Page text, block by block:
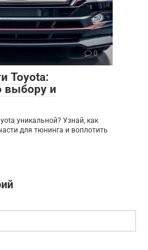
0
Toyota:
выбору и
уникальной? Узнай, как
для тюнинга и воплотить